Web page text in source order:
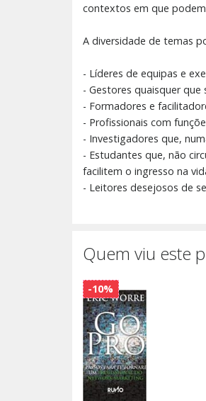
contextos em que
A diversidade de temas
- Líderes de equipas e
- Gestores quaisquer que
- Formadores e
- Profissionais com
- Investigadores que,
- Estudantes que, não
facilitem o ingresso na
- Leitores desejosos de
Quem viu este
-10%